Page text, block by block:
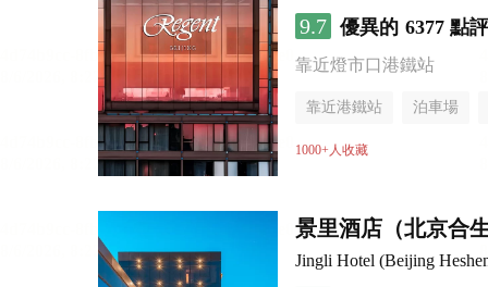
9.7 優異的 6377 點評
靠近燈市口港鐵站
靠近港鐵站 泊車場
無煙樓層
1000+人收藏
景里酒店（北京合
Jingli Hotel (Beijing